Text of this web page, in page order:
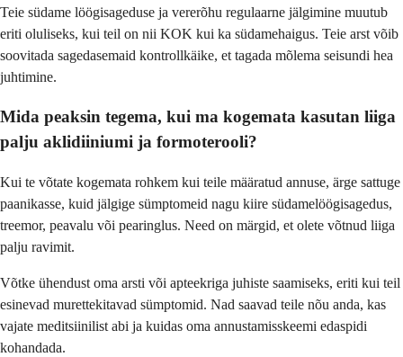
Teie südame löögisageduse ja vererõhu regulaarne jälgimine muutub
eriti oluliseks, kui teil on nii KOK kui ka südamehaigus. Teie arst võib
soovitada sagedasemaid kontrollkäike, et tagada mõlema seisundi hea
juhtimine.
Mida peaksin tegema, kui ma kogemata kasutan liiga
palju aklidiiniumi ja formoterooli?
Kui te võtate kogemata rohkem kui teile määratud annuse, ärge sattuge
paanikasse, kuid jälgige sümptomeid nagu kiire südamelöögisagedus,
treemor, peavalu või pearinglus. Need on märgid, et olete võtnud liiga
palju ravimit.
Võtke ühendust oma arsti või apteekriga juhiste saamiseks, eriti kui teil
esinevad murettekitavad sümptomid. Nad saavad teile nõu anda, kas
vajate meditsiinilist abi ja kuidas oma annustamisskeemi edaspidi
kohandada.